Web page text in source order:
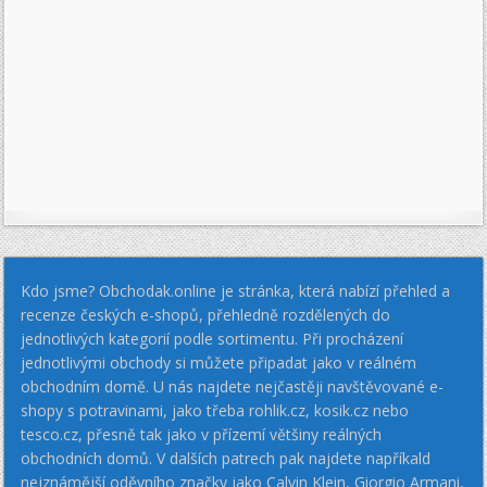
Kdo jsme? Obchodak.online je stránka, která nabízí přehled a
recenze českých e-shopů, přehledně rozdělených do
jednotlivých kategorií podle sortimentu. Při procházení
jednotlivými obchody si můžete připadat jako v reálném
obchodním domě. U nás najdete nejčastěji navštěvované e-
shopy s potravinami, jako třeba rohlik.cz, kosik.cz nebo
tesco.cz, přesně tak jako v přízemí většiny reálných
obchodních domů. V dalších patrech pak najdete napříkald
nejznámější oděvního značky jako Calvin Klein, Giorgio Armani,